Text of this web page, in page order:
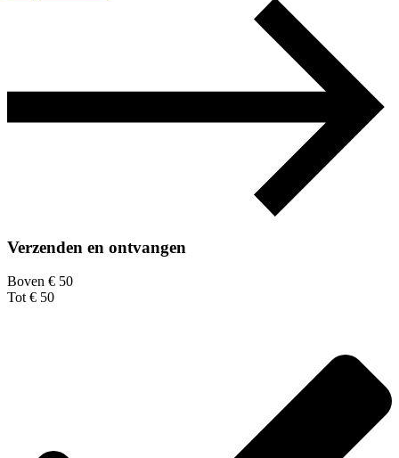
Verzenden en ontvangen
Boven € 50
Tot € 50